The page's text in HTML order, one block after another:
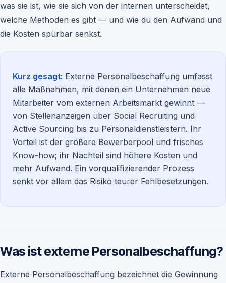
was sie ist, wie sie sich von der internen unterscheidet,
welche Methoden es gibt — und wie du den Aufwand und
die Kosten spürbar senkst.
Kurz gesagt: Externe Personalbeschaffung umfasst
alle Maßnahmen, mit denen ein Unternehmen neue
Mitarbeiter vom externen Arbeitsmarkt gewinnt —
von Stellenanzeigen über Social Recruiting und
Active Sourcing bis zu Personaldienstleistern. Ihr
Vorteil ist der größere Bewerberpool und frisches
Know-how; ihr Nachteil sind höhere Kosten und
mehr Aufwand. Ein vorqualifizierender Prozess
senkt vor allem das Risiko teurer Fehlbesetzungen.
Was ist externe Personalbeschaffung?
Externe Personalbeschaffung bezeichnet die Gewinnung